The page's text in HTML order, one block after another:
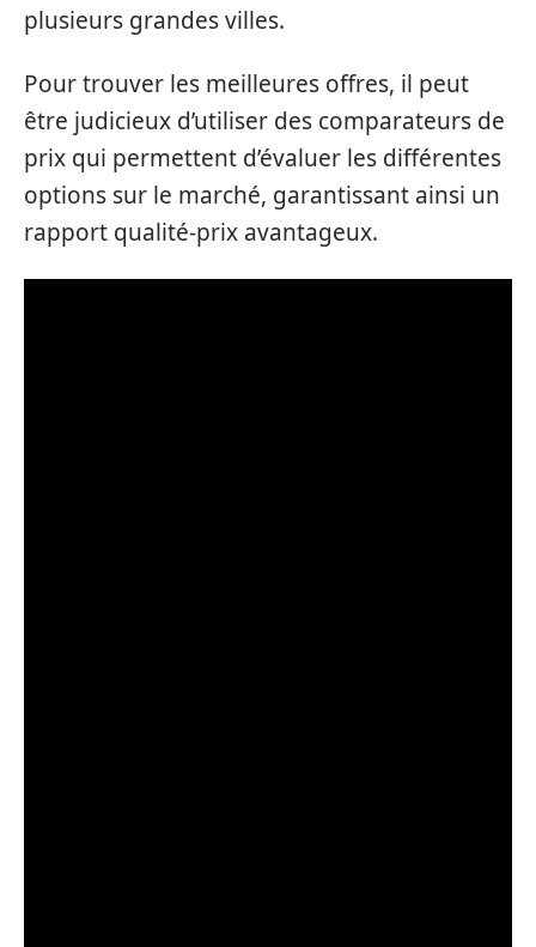
plusieurs grandes villes.
Pour trouver les meilleures offres, il peut
être judicieux d’utiliser des comparateurs de
prix qui permettent d’évaluer les différentes
options sur le marché, garantissant ainsi un
rapport qualité-prix avantageux.